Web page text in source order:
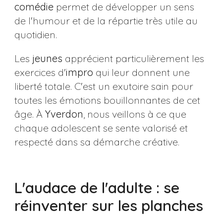
comédiepermet de développer un sens
de l'humour et de la répartie très utile au
quotidien.
Les jeunes apprécient particulièrement les
exercices d'impro qui leur donnent une
liberté totale. C'est un exutoire sain pour
toutes les émotions bouillonnantes de cet
âge. À Yverdon, nous veillons à ce que
chaque adolescent se sente valorisé et
respecté dans sa démarche créative.
L'audace de l'adulte : se
réinventer sur les planches